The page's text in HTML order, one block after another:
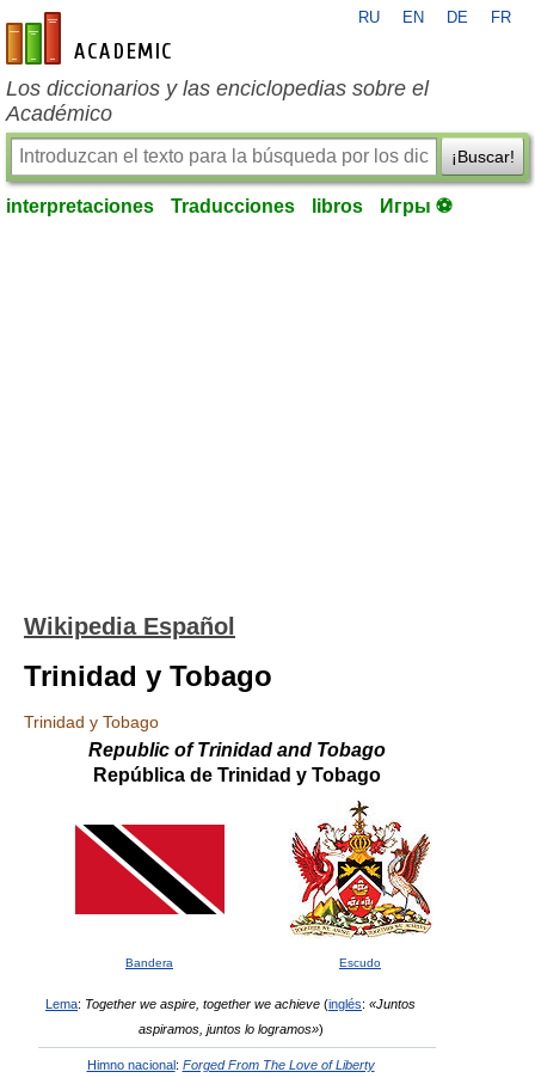
es-academic.com
RU EN DE FR
Los diccionarios y las enciclopedias sobre el
Académico
¡Buscar!
interpretaciones Traducciones libros Игры ⚽
Wikipedia Español
Trinidad y Tobago
Trinidad y Tobago
Republic of Trinidad and Tobago
República de Trinidad y Tobago
Bandera Escudo
Lema: Together we aspire, together we achieve (inglés:«Juntos
aspiramos, juntos lo logramos»)
Himno nacional: Forged From The Love of Liberty